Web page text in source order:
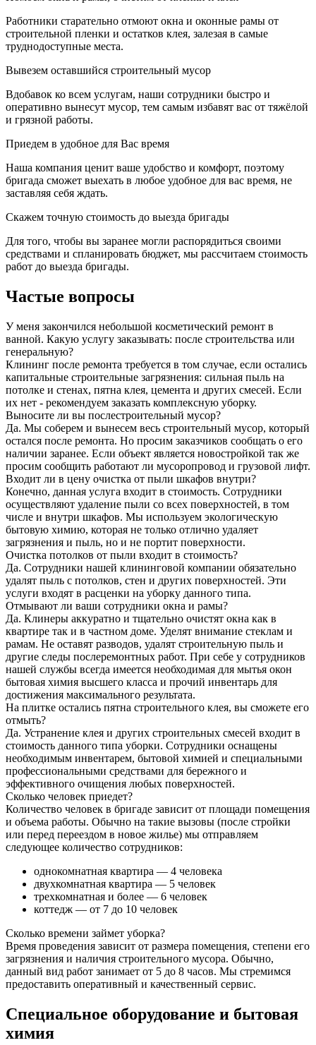
Работники старательно отмоют окна и оконные рамы от
строительной пленки и остатков клея, залезая в самые
труднодоступные места.
Вывезем оставшийся строительный мусор
Вдобавок ко всем услугам, наши сотрудники быстро и
оперативно вынесут мусор, тем самым избавят вас от тяжёлой
и грязной работы.
Приедем в удобное для Вас время
Наша компания ценит ваше удобство и комфорт, поэтому
бригада сможет выехать в любое удобное для вас время, не
заставляя себя ждать.
Скажем точную стоимость до выезда бригады
Для того, чтобы вы заранее могли распорядиться своими
средствами и спланировать бюджет, мы рассчитаем стоимость
работ до выезда бригады.
Частые вопросы
У меня закончился небольшой косметический ремонт в
ванной. Какую услугу заказывать: после строительства или
генеральную?
Клининг после ремонта требуется в том случае, если остались
капитальные строительные загрязнения: сильная пыль на
потолке и стенах, пятна клея, цемента и других смесей. Если
их нет - рекомендуем заказать комплексную уборку.
Выносите ли вы послестроительный мусор?
Да. Мы соберем и вынесем весь строительный мусор, который
остался после ремонта. Но просим заказчиков сообщать о его
наличии заранее. Если объект является новостройкой так же
просим сообщить работают ли мусоропровод и грузовой лифт.
Входит ли в цену очистка от пыли шкафов внутри?
Конечно, данная услуга входит в стоимость. Сотрудники
осуществляют удаление пыли со всех поверхностей, в том
числе и внутри шкафов. Мы используем экологическую
бытовую химию, которая не только отлично удаляет
загрязнения и пыль, но и не портит поверхности.
Очистка потолков от пыли входит в стоимость?
Да. Сотрудники нашей клининговой компании обязательно
удалят пыль с потолков, стен и других поверхностей. Эти
услуги входят в расценки на уборку данного типа.
Отмывают ли ваши сотрудники окна и рамы?
Да. Клинеры аккуратно и тщательно очистят окна как в
квартире так и в частном доме. Уделят внимание стеклам и
рамам. Не оставят разводов, удалят строительную пыль и
другие следы послеремонтных работ. При себе у сотрудников
нашей службы всегда имеется необходимая для мытья окон
бытовая химия высшего класса и прочий инвентарь для
достижения максимального результата.
На плитке остались пятна строительного клея, вы сможете его
отмыть?
Да. Устранение клея и других строительных смесей входит в
стоимость данного типа уборки. Сотрудники оснащены
необходимым инвентарем, бытовой химией и специальными
профессиональными средствами для бережного и
эффективного очищения любых поверхностей.
Сколько человек приедет?
Количество человек в бригаде зависит от площади помещения
и объема работы. Обычно на такие вызовы (после стройки
или перед переездом в новое жилье) мы отправляем
следующее количество сотрудников:
однокомнатная квартира — 4 человека
двухкомнатная квартира — 5 человек
трехкомнатная и более — 6 человек
коттедж — от 7 до 10 человек
Сколько времени займет уборка?
Время проведения зависит от размера помещения, степени его
загрязнения и наличия строительного мусора. Обычно,
данный вид работ занимает от 5 до 8 часов. Мы стремимся
предоставить оперативный и качественный сервис.
Специальное оборудование и бытовая
химия